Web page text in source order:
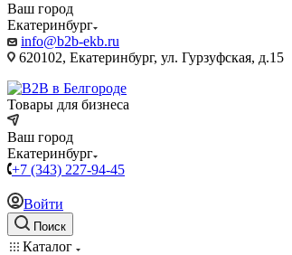
Ваш город
Екатеринбург
info@b2b-ekb.ru
620102, Екатеринбург, ул. Гурзуфская, д.15
Товары для бизнеса
Ваш город
Екатеринбург
+7 (343) 227-94-45
Войти
Поиск
Каталог